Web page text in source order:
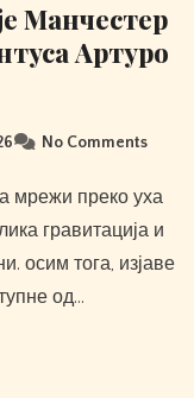
Манчестер
Артуро
No Comments
гравитација и
осим тога, изјаве
од…